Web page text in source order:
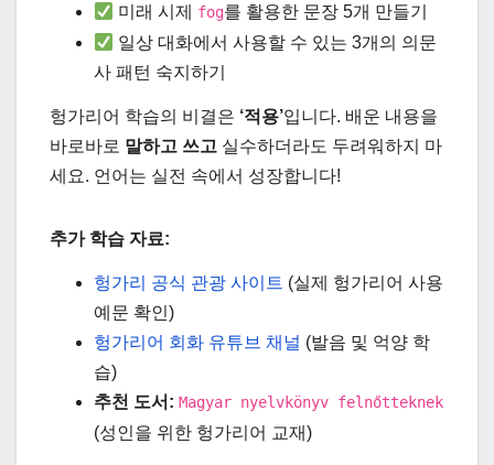
미래 시제 fog를 활용한 문장 5개 만들기
일상 대화에서 사용할 수 있는 3개의 의문
사 패턴 숙지하기
헝가리어 학습의 비결은 ‘적용’입니다. 배운 내용을
바로바로 말하고 쓰고 실수하더라도 두려워하지 마
세요. 언어는 실전 속에서 성장합니다!
추가 학습 자료:
헝가리 공식 관광 사이트 (실제 헝가리어 사용
예문 확인)
헝가리어 회화 유튜브 채널 (발음 및 억양 학
습)
추천 도서: Magyar nyelvkönyv felnőtteknek
(성인을 위한 헝가리어 교재)